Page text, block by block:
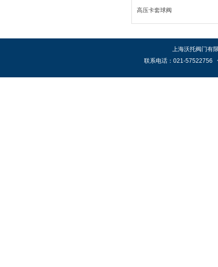
高压卡套球阀
上海沃托阀门有
联系电话：021-57522756